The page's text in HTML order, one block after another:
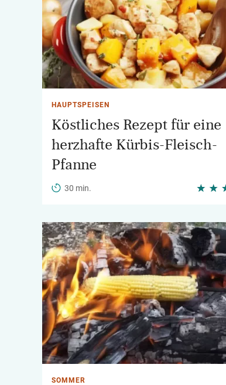
HAUPTSPEISEN
Köstliches Rezept für eine
herzhafte Kürbis-Fleisch-
Pfanne
30 min.
SOMMER